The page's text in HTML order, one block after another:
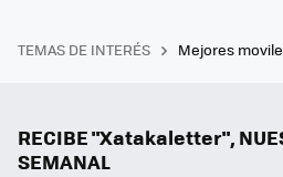
TEMAS DE INTERÉS Mejores
RECIBE "Xatakaletter",
SEMANAL